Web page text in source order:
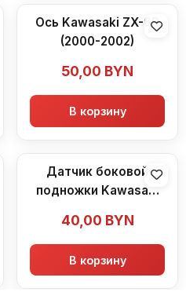
Ось Kawasaki ZX-6R
(2000-2002)
50,00 BYN
В корзину
Датчик боковой
подножки Kawasaki
40,00 BYN
В корзину